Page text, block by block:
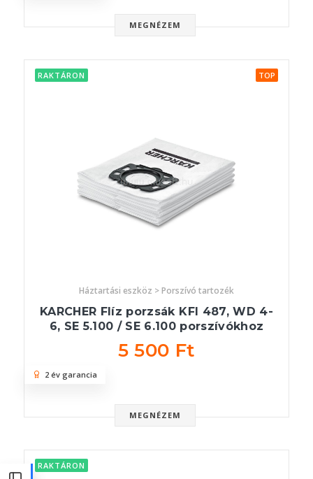
MEGNÉZEM
RAKTÁRON TOP
Háztartási eszköz > Porszívó tartozék
KARCHER Flíz porzsák KFI 487, WD 4-
6, SE 5.100 / SE 6.100 porszívókhoz
5 500 Ft
MEGNÉZEM
2 év garancia
RAKTÁRON